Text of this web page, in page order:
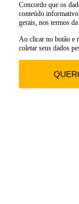
Concordo que os
conteúdo
gerais, nos termos
Ao clicar no botão e
coletar seus dados